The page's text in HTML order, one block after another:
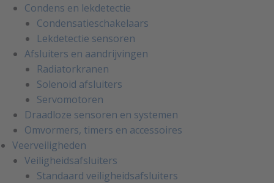
Condens en lekdetectie
Condensatieschakelaars
Lekdetectie sensoren
Afsluiters en aandrijvingen
Radiatorkranen
Solenoid afsluiters
Servomotoren
Draadloze sensoren en systemen
Omvormers, timers en accessoires
Veerveiligheden
Veiligheidsafsluiters
Standaard veiligheidsafsluiters